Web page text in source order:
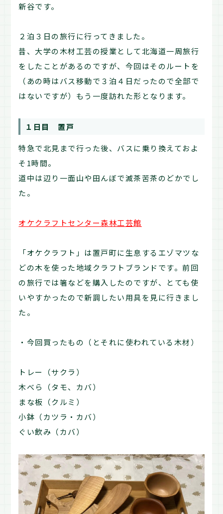
新谷です。
２泊３日の旅行に行ってきました。
昔、大学の木材工芸の授業として北海道一周旅行
をしたことがあるのですが、今回はそのルートを
（あの時はバス移動で３泊４日だったので全部で
はないですが）もう一度訪れた形となります。
１日目 置戸
特急で北見まで行った後、バスに乗り換えておよ
そ1時間。
道中は辺り一面山や田んぼで滅茶苦茶のどかでし
た。
オケクラフトセンター森林工芸館
「オケクラフト」は置戸町に生息するエゾマツな
どの木を使った地域クラフトブランドです。前回
の旅行では箸などを購入したのですが、とても使
いやすかったので新調したい用具を見に行きまし
た。
・今回買ったもの（とそれに使われている木材）
トレー（サクラ）
木べら（タモ、カバ）
まな板（クルミ）
小鉢（カツラ・カバ）
ぐい飲み（カバ）